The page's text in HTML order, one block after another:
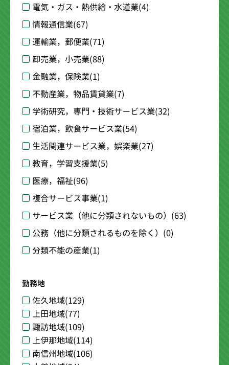
電気・ガス・熱供給・水道業(4)
情報通信業(67)
運輸業，郵便業(71)
卸売業，小売業(88)
金融業，保険業(1)
不動産業，物品賃貸業(7)
学術研究，専門・技術サービス業(32)
宿泊業，飲食サービス業(54)
生活関連サービス業，娯楽業(27)
教育，学習支援業(5)
医療，福祉(96)
複合サービス事業(1)
サービス業（他に分類されないもの） (63)
公務（他に分類されるものを除く） (0)
分類不能の産業(1)
勤務地
佐久地域(129)
上田地域(77)
諏訪地域(109)
上伊那地域(114)
南信州地域(106)